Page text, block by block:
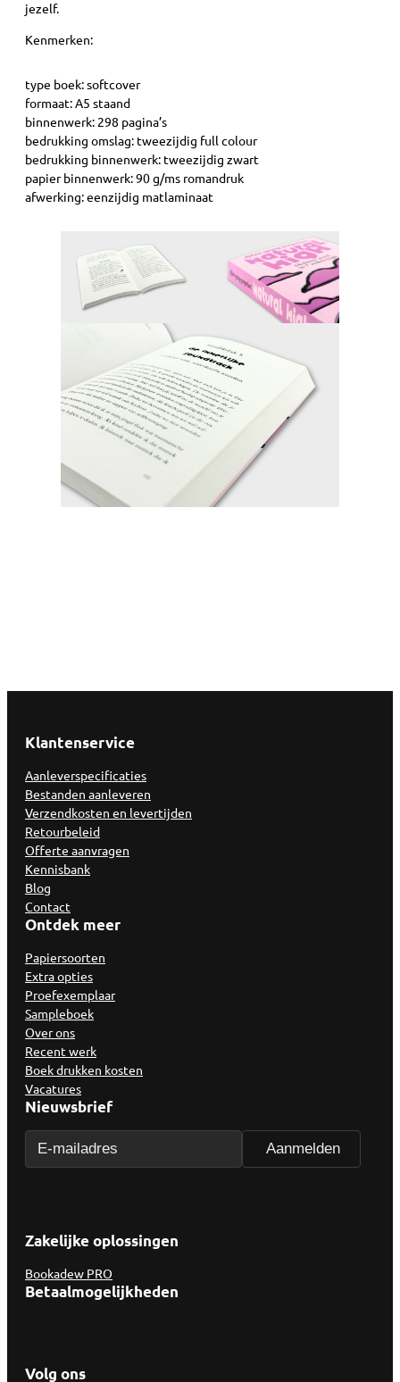
jezelf.
Kenmerken:
type boek: softcover
formaat: A5 staand
binnenwerk: 298 pagina’s
bedrukking omslag: tweezijdig full colour
bedrukking binnenwerk: tweezijdig zwart
papier binnenwerk: 90 g/ms romandruk
afwerking: eenzijdig matlaminaat
Klantenservice
Aanleverspecificaties
Bestanden aanleveren
Verzendkosten en levertijden
Retourbeleid
Offerte aanvragen
Kennisbank
Blog
Contact
Ontdek meer
Papiersoorten
Extra opties
Proefexemplaar
Sampleboek
Over ons
Recent werk
Boek drukken kosten
Vacatures
Nieuwsbrief
Zakelijke oplossingen
Bookadew PRO
Betaalmogelijkheden
Volg ons